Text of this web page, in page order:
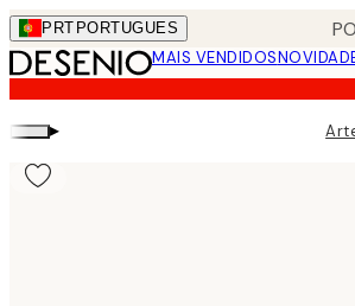
Skip
to
main
content.
PRT PORTUGUES
MAIS VENDIDOS
▸